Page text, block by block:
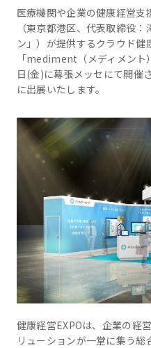
医療機関や企業の健康経営
（東京都港区、代表取締役
ン」）が提供するクラウド健
「mediment（メディメン
日(金)に幕張メッセにて開催
に出展いたします。
健康経営EXPOは、企業の経
リューションが一堂に集う